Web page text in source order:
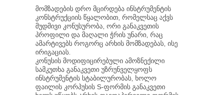
მომზადების დრო მცირდება ინსტრუმენტის
კონსტრუქციის წყალობით, რომელსაც აქვს
მუდმივი კონუსურობა, ორი განაკვეთის
პროფილი და მაღალი ჭრის უნარი, რაც
ამარტივებს როგორც არხის მომზადებას, ისე
ირიგაციას.
კონუსის მოდიფიცირებული ამოზნექილი
სამკუთხა განაკვეთი უზრუნველყოფს
ინსტრუმენტის სტაბილურობას, ხოლო
ფაილის კორპუსის S-ფორმის განაკვეთი